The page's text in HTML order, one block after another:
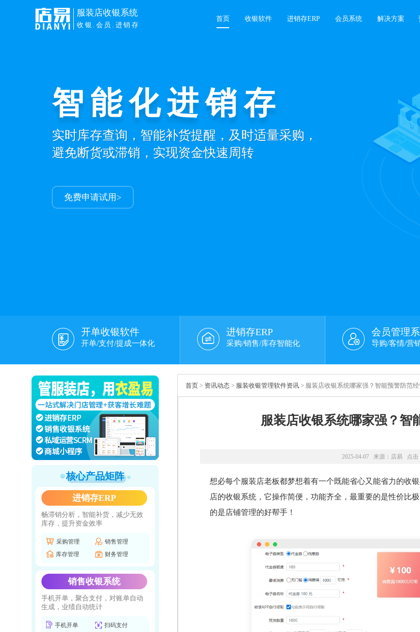
服装店收银系统
收银.会员.进销存
首页 收银软件 进销存ERP 会员系统 解决方案
智能化进销存
实时库存查询，智能补货提醒，及时适量采购，
避免断货或滞销，实现资金快速周转
免费申请试用>
开单收银软件
开单/支付/提成一体化
进销存ERP
采购/销售/库存智能化
会员管理
导购/客情/营
核心产品矩阵
进销存ERP
畅滞销分析，智能补货，减少无效
库存，提升资金效率
采购管理
销售管理
库存管理
财务管理
销售收银系统
手机开单，聚合支付，对账单自动
生成，业绩自动统计
手机开单
扫码支付
首页 > 资讯动态 > 服装收银管理软件资讯 > 服装店收银系统哪家强？智能预警防范
服装店收银系统哪家强？智
2025-04-07 来源： 店易 点击
想必每个服装店老板都梦想着有一个既能省心又能省力的收
店的收银系统，它操作简便，功能齐全，最重要的是性价比
的是店铺管理的好帮手！